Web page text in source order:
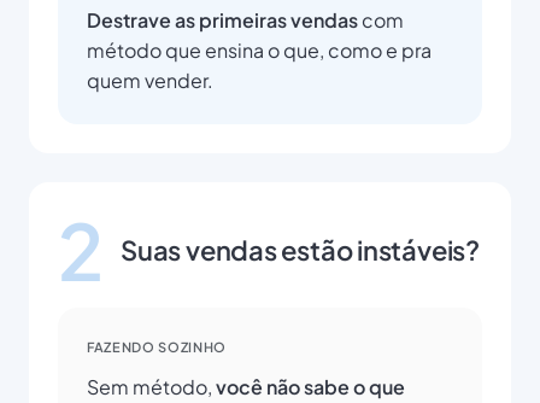
Destrave as primeiras vendascom
método que ensina o que, como e pra
quem vender.
2 Suas vendas estão instáveis?
FAZENDO SOZINHO
Sem método,você não sabe o que